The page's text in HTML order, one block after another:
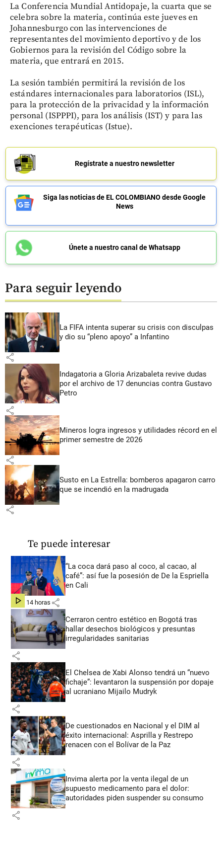
La Conferencia Mundial Antidopaje, la cuarta que se
celebra sobre la materia, continúa este jueves en
Johannesburgo con las intervenciones de
representantes del movimiento deportivo y de los
Gobiernos para la revisión del Código sobre la
materia, que entrará en 2015.
La sesión también permitirá la revisión de los
estándares internacionales para laboratorios (ISL),
para la protección de la privacidad y la información
personal (ISPPPI), para los análisis (IST) y para las
exenciones terapéuticas (Istue).
Regístrate a nuestro newsletter
Siga las noticias de EL COLOMBIANO desde Google
News
Únete a nuestro canal de Whatsapp
Para seguir leyendo
La FIFA intenta superar su crisis con disculpas
y dio su “pleno apoyo” a Infantino
share
Indagatoria a Gloria Arizabaleta revive dudas
por el archivo de 17 denuncias contra Gustavo
Petro
share
Mineros logra ingresos y utilidades récord en el
primer semestre de 2026
share
Susto en La Estrella: bomberos apagaron carro
que se incendió en la madrugada
share
Te puede interesar
“La coca dará paso al coco, al cacao, al
café”: así fue la posesión de De la Espriella
en Cali
hace 14 horas share
Cerraron centro estético en Bogotá tras
hallar desechos biológicos y presuntas
irregularidades sanitarias
share
El Chelsea de Xabi Alonso tendrá un “nuevo
fichaje”: levantaron la suspensión por dopaje
al ucraniano Mijailo Mudryk
share
De cuestionados en Nacional y el DIM al
éxito internacional: Asprilla y Restrepo
renacen con el Bolívar de la Paz
share
Invima alerta por la venta ilegal de un
supuesto medicamento para el dolor:
autoridades piden suspender su consumo
share